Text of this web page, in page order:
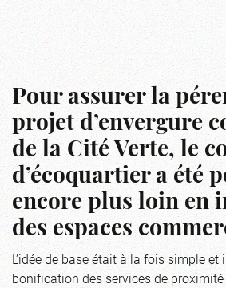
Pour assurer la
projet d’envergure
de la Cité Verte, le
d’écoquartier a été
encore plus loin en
des espaces
L’idée de base était à la fois simple et
bonification des services de